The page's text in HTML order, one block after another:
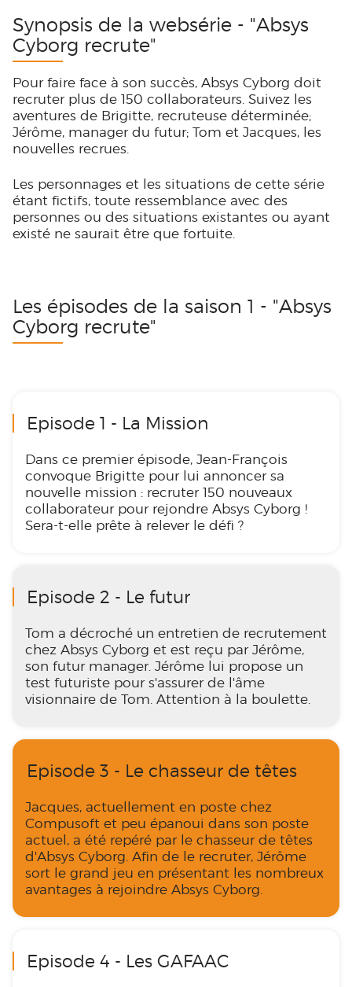
Synopsis de la websérie - "Absys
Cyborg recrute"
Pour faire face à son succès, Absys Cyborg doit
recruter plus de 150 collaborateurs. Suivez les
aventures de Brigitte, recruteuse déterminée;
Jérôme, manager du futur; Tom et Jacques, les
nouvelles recrues.
Les personnages et les situations de cette série
étant fictifs, toute ressemblance avec des
personnes ou des situations existantes ou ayant
existé ne saurait être que fortuite.
Les épisodes de la saison 1 - "Absys
Cyborg recrute"
Episode 1 - La Mission
Dans ce premier épisode, Jean-François
convoque Brigitte pour lui annoncer sa
nouvelle mission : recruter 150 nouveaux
collaborateur pour rejondre Absys Cyborg !
Sera-t-elle prête à relever le défi ?
Episode 2 - Le futur
Tom a décroché un entretien de recrutement
chez Absys Cyborg et est reçu par Jérôme,
son futur manager. Jérôme lui propose un
test futuriste pour s'assurer de l'âme
visionnaire de Tom. Attention à la boulette.
Episode 3 - Le chasseur de têtes
Jacques, actuellement en poste chez
Compusoft et peu épanoui dans son poste
actuel, a été repéré par le chasseur de têtes
d'Absys Cyborg. Afin de le recruter, Jérôme
sort le grand jeu en présentant les nombreux
avantages à rejoindre Absys Cyborg.
Episode 4 - Les GAFAAC